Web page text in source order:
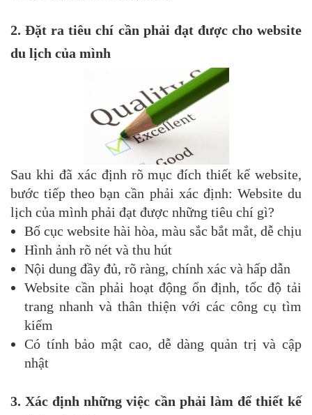
2. Đặt ra tiêu chí cần phải đạt được cho website
du lịch của mình
Sau khi đã xác định rõ mục đích thiết kế website,
bước tiếp theo bạn cần phải xác định: Website du
lịch của mình phải đạt được những tiêu chí gì?
Bố cục website hài hòa, màu sắc bắt mắt, dễ chịu
Hình ảnh rõ nét và thu hút
Nội dung đầy đủ, rõ ràng, chính xác và hấp dẫn
Website cần phải hoạt động ổn định, tốc độ tải
trang nhanh và thân thiện với các công cụ tìm
kiếm
Có tính bảo mật cao, dễ dàng quản trị và cập
nhật
3. Xác định những việc cần phải làm để thiết kế